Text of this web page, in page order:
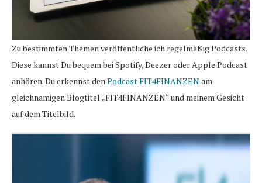
Zu bestimmten Themen veröffentliche ich regelmäßig Podcasts.
Diese kannst Du bequem bei Spotify, Deezer oder Apple Podcast
anhören. Du erkennst den Podcast FIT4FINANZENam
gleichnamigen Blogtitel „FIT4FINANZEN“ und meinem Gesicht
auf dem Titelbild.